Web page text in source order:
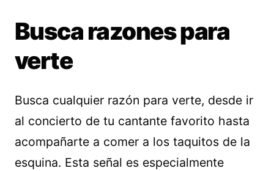
Busca razones para
verte
Busca cualquier razón para verte, desde ir
al concierto de tu cantante favorito hasta
acompañarte a comer a los taquitos de la
esquina. Esta señal es especialmente